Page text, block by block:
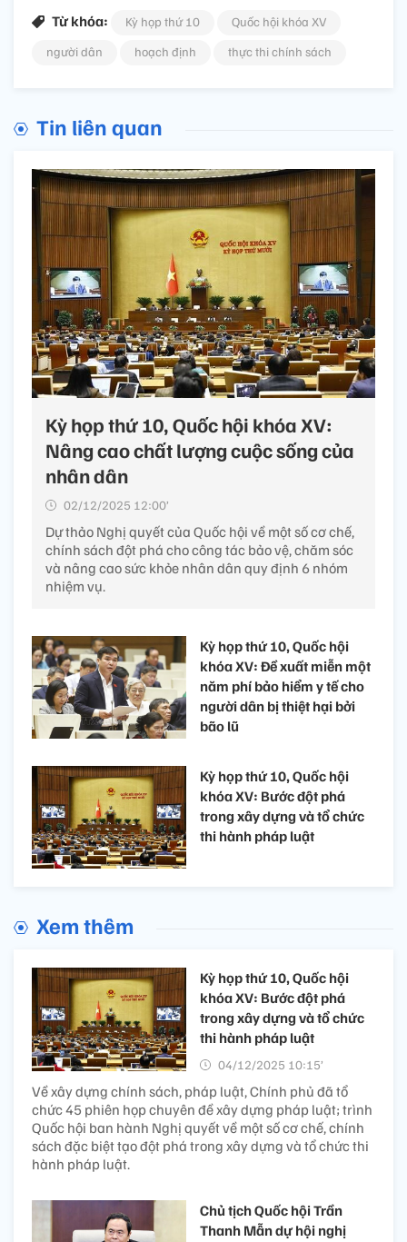
Từ khóa: Kỳ họp thứ 10
Quốc hội khóa XV
người dân
hoạch định thực thi chính sách
Tin liên quan
Kỳ họp thứ 10, Quốc hội khóa XV:
Nâng cao chất lượng cuộc sống của
nhân dân
02/12/2025 12:00’
Dự thảo Nghị quyết của Quốc hội về một số cơ chế,
chính sách đột phá cho công tác bảo vệ, chăm sóc
và nâng cao sức khỏe nhân dân quy định 6 nhóm
nhiệm vụ.
Kỳ họp thứ 10, Quốc hội
khóa XV: Đề xuất miễn một
năm phí bảo hiểm y tế cho
người dân bị thiệt hại bởi
bão lũ
Kỳ họp thứ 10, Quốc hội
khóa XV: Bước đột phá
trong xây dựng và tổ chức
thi hành pháp luật
Xem thêm
Kỳ họp thứ 10, Quốc hội
khóa XV: Bước đột phá
trong xây dựng và tổ chức
thi hành pháp luật
04/12/2025 10:15’
Về xây dựng chính sách, pháp luật, Chính phủ đã tổ
chức 45 phiên họp chuyên đề xây dựng pháp luật; trình
Quốc hội ban hành Nghị quyết về một số cơ chế, chính
sách đặc biệt tạo đột phá trong xây dựng và tổ chức thi
hành pháp luật.
Chủ tịch Quốc hội Trần
Thanh Mẫn dự hội nghị